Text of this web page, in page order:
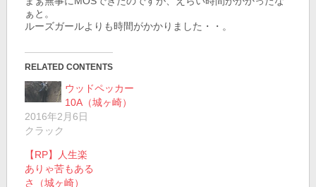
ぁと。
ルーズガールよりも時間がかかりました・・。
RELATED CONTENTS
ウッドペッカー
10A（城ヶ崎）
2016年2月6日
クラック
【RP】人生楽
ありゃ苦もある
さ（城ヶ崎）